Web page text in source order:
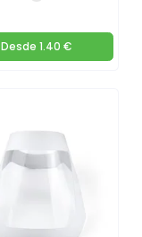
Desde 1.40 €